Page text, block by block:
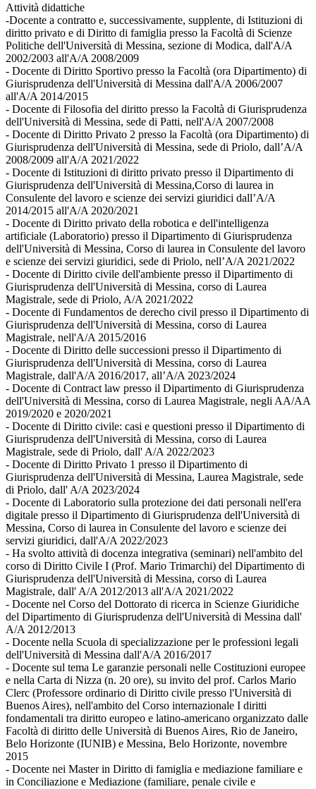
Attività didattiche
-Docente a contratto e, successivamente, supplente, di Istituzioni di
diritto privato e di Diritto di famiglia presso la Facoltà di Scienze
Politiche dell'Università di Messina, sezione di Modica, dall'A/A
2002/2003 all'A/A 2008/2009
- Docente di Diritto Sportivo presso la Facoltà (ora Dipartimento) di
Giurisprudenza dell'Università di Messina dall'A/A 2006/2007
all'A/A 2014/2015
- Docente di Filosofia del diritto presso la Facoltà di Giurisprudenza
dell'Università di Messina, sede di Patti, nell'A/A 2007/2008
- Docente di Diritto Privato 2 presso la Facoltà (ora Dipartimento) di
Giurisprudenza dell'Università di Messina, sede di Priolo, dall’A/A
2008/2009 all'A/A 2021/2022
- Docente di Istituzioni di diritto privato presso il Dipartimento di
Giurisprudenza dell'Università di Messina,Corso di laurea in
Consulente del lavoro e scienze dei servizi giuridici dall’A/A
2014/2015 all'A/A 2020/2021
- Docente di Diritto privato della robotica e dell'intelligenza
artificiale (Laboratorio) presso il Dipartimento di Giurisprudenza
dell'Università di Messina, Corso di laurea in Consulente del lavoro
e scienze dei servizi giuridici, sede di Priolo, nell’A/A 2021/2022
- Docente di Diritto civile dell'ambiente presso il Dipartimento di
Giurisprudenza dell'Università di Messina, corso di Laurea
Magistrale, sede di Priolo, A/A 2021/2022
- Docente di Fundamentos de derecho civil presso il Dipartimento di
Giurisprudenza dell'Università di Messina, corso di Laurea
Magistrale, nell'A/A 2015/2016
- Docente di Diritto delle successioni presso il Dipartimento di
Giurisprudenza dell'Università di Messina, corso di Laurea
Magistrale, dall'A/A 2016/2017, all’A/A 2023/2024
- Docente di Contract law presso il Dipartimento di Giurisprudenza
dell'Università di Messina, corso di Laurea Magistrale, negli AA/AA
2019/2020 e 2020/2021
- Docente di Diritto civile: casi e questioni presso il Dipartimento di
Giurisprudenza dell'Università di Messina, corso di Laurea
Magistrale, sede di Priolo, dall' A/A 2022/2023
- Docente di Diritto Privato 1 presso il Dipartimento di
Giurisprudenza dell'Università di Messina, Laurea Magistrale, sede
di Priolo, dall' A/A 2023/2024
- Docente di Laboratorio sulla protezione dei dati personali nell'era
digitale presso il Dipartimento di Giurisprudenza dell'Università di
Messina, Corso di laurea in Consulente del lavoro e scienze dei
servizi giuridici, dall'A/A 2022/2023
- Ha svolto attività di docenza integrativa (seminari) nell'ambito del
corso di Diritto Civile I (Prof. Mario Trimarchi) del Dipartimento di
Giurisprudenza dell'Università di Messina, corso di Laurea
Magistrale, dall' A/A 2012/2013 all'A/A 2021/2022
- Docente nel Corso del Dottorato di ricerca in Scienze Giuridiche
del Dipartimento di Giurisprudenza dell'Università di Messina dall'
A/A 2012/2013
- Docente nella Scuola di specializzazione per le professioni legali
dell'Università di Messina dall'A/A 2016/2017
- Docente sul tema Le garanzie personali nelle Costituzioni europee
e nella Carta di Nizza (n. 20 ore), su invito del prof. Carlos Mario
Clerc (Professore ordinario di Diritto civile presso l'Università di
Buenos Aires), nell'ambito del Corso internazionale I diritti
fondamentali tra diritto europeo e latino-americano organizzato dalle
Facoltà di diritto delle Università di Buenos Aires, Rio de Janeiro,
Belo Horizonte (IUNIB) e Messina, Belo Horizonte, novembre
2015
- Docente nei Master in Diritto di famiglia e mediazione familiare e
in Conciliazione e Mediazione (familiare, penale civile e